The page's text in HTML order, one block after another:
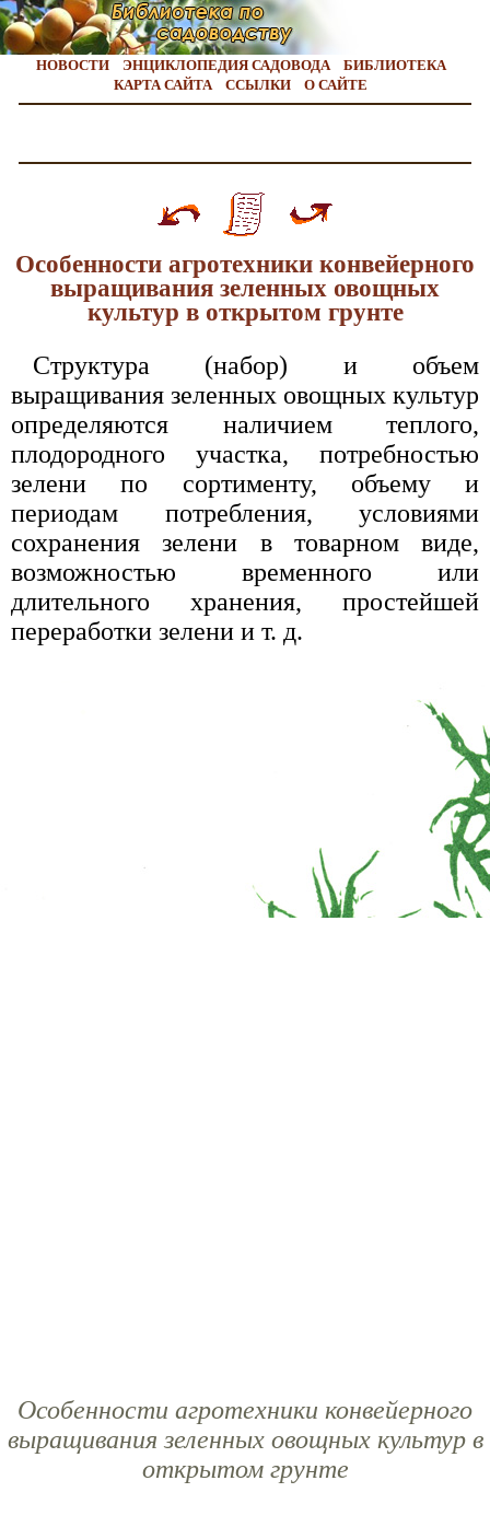
НОВОСТИ ЭНЦИКЛОПЕДИЯ САДОВОДА
БИБЛИОТЕКА
КАРТА САЙТА
ССЫЛКИ О САЙТЕ
Особенности агротехники конвейерного
выращивания зеленных овощных
культур в открытом грунте
Структура (набор) и объем
выращивания зеленных овощных культур
определяются наличием теплого,
плодородного участка, потребностью
зелени по сортименту, объему и
периодам потребления, условиями
сохранения зелени в товарном виде,
возможностью временного или
длительного хранения, простейшей
переработки зелени и т. д.
Особенности агротехники конвейерного
выращивания зеленных овощных культур в
открытом грунте